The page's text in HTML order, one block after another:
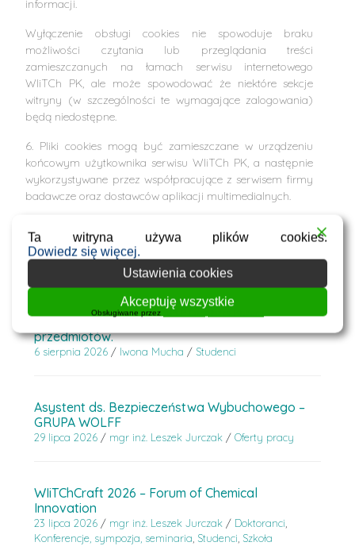
informacji.
Wyłączenie obsługi cookies nie spowoduje braku
możliwości czytania lub przeglądania treści
zamieszczanych na łamach serwisu internetowego
WIiTCh PK, ale może spowodować że niektóre sekcje
witryny (w szczególności te wymagające zalogowania)
będą niedostępne.
6. Pliki cookies mogą być zamieszczane w urządzeniu
końcowym użytkownika serwisu WIiTCh PK, a następnie
wykorzystywane przez współpracujące z serwisem firmy
badawcze oraz dostawców aplikacji multimedialnych.
Aktualności:
Podania o umorzenie opłat za powtarzanie
przedmiotów.
6 sierpnia 2026 / Iwona Mucha / Studenci
Asystent ds. Bezpieczeństwa Wybuchowego –
GRUPA WOLFF
29 lipca 2026 / mgr inż. Leszek Jurczak / Oferty pracy
WIiTChCraft 2026 – Forum of Chemical
Innovation
23 lipca 2026 / mgr inż. Leszek Jurczak / Doktoranci,
Konferencje, sympozja, seminaria, Studenci, Szkoła
Ta witryna używa plików cookies.
Dowiedz się więcej.
Ustawienia cookies
Akceptuję wszystkie
Obsługiwane przez WPLP Compliance Platform